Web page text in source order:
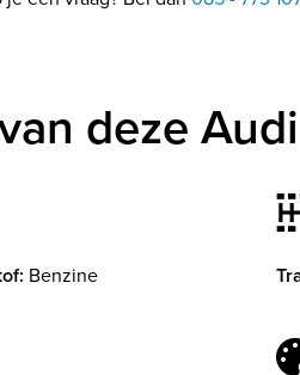
deze
Benzine